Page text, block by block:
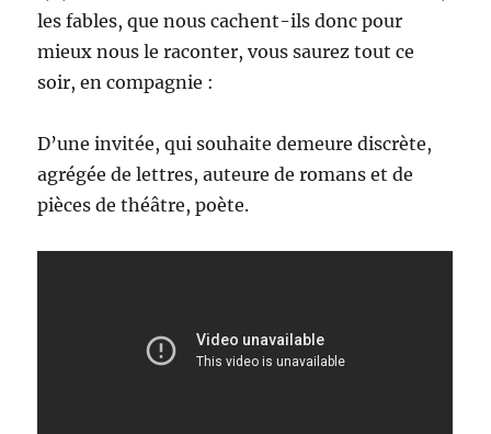
les fables, que nous cachent-ils donc pour
mieux nous le raconter, vous saurez tout ce
soir, en compagnie :
D’une invitée, qui souhaite demeure discrète,
agrégée de lettres, auteure de romans et de
pièces de théâtre, poète.